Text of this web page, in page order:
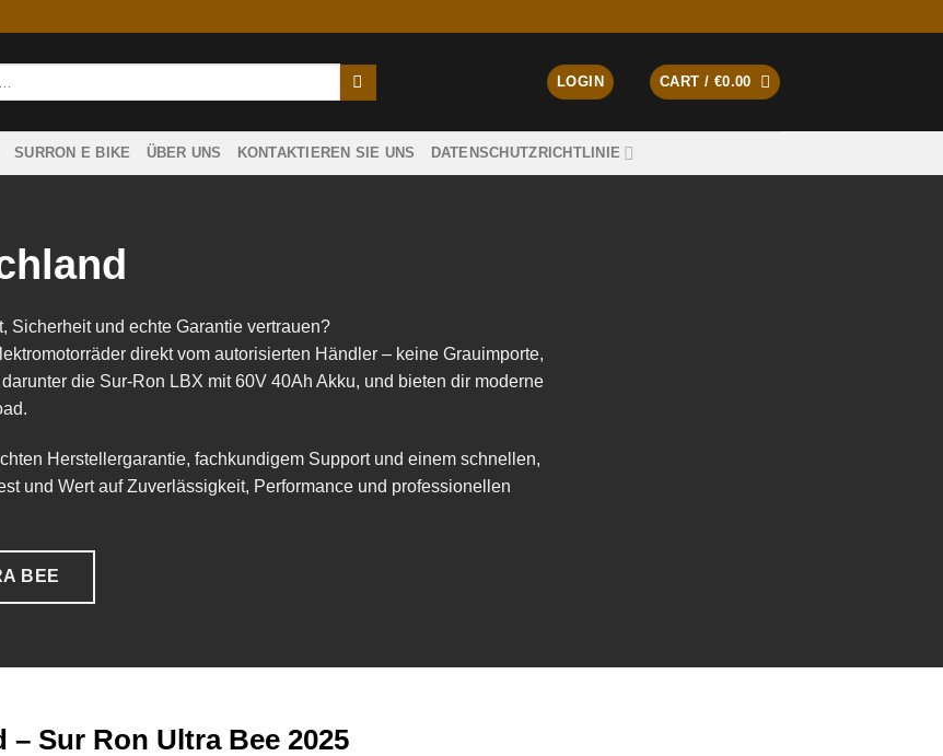
LOGIN CART / €0.00
SURRON E BIKE ÜBER UNS KONTAKTIEREN SIE UNS DATENSCHUTZRICHTLINIE
Sicherheit und echte Garantie vertrauen?
direkt vom autorisierten Händler – keine Grauimporte,
die Sur-Ron LBX mit 60V 40Ah Akku, und bieten dir moderne
Herstellergarantie, fachkundigem Support und einem schnellen,
und Wert auf Zuverlässigkeit, Performance und professionellen
BEE
Sur Ron Ultra Bee 2025